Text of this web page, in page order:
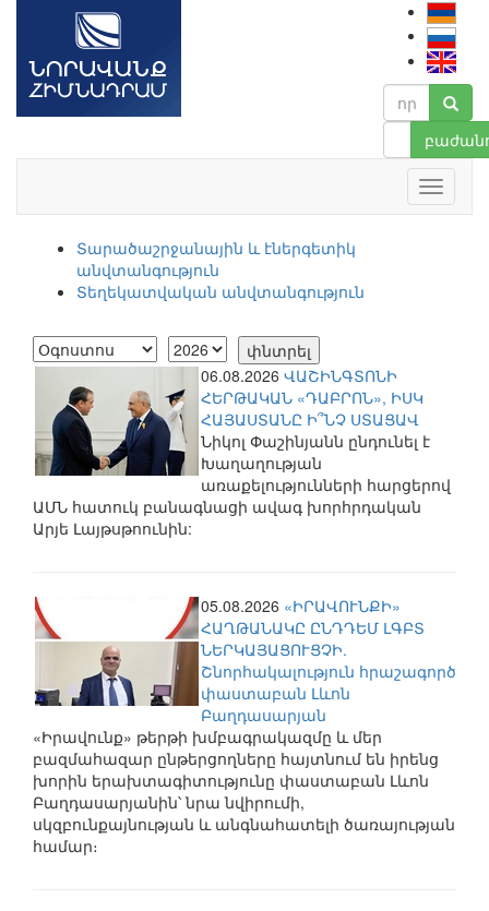
Տարածաշրջանային և էներգետիկ
անվտանգություն
Տեղեկատվական անվտանգություն
06.08.2026 ՎԱՇԻՆԳՏՈՆԻ
ՀԵՐԹԱԿԱՆ «ԴԱԲՐՈՆ», ԻՍԿ
ՀԱՅԱՍՏԱՆԸ Ի՞ՆՉ ՍՏԱՑԱՎ
Նիկոլ Փաշինյանն ընդունել է
Խաղաղության
առաքելությունների հարցերով
ԱՄՆ հատուկ բանագնացի ավագ խորհրդական
Արյե Լայթսթոունին:
05.08.2026 «ԻՐԱՎՈՒՆՔԻ»
ՀԱՂԹԱՆԱԿԸ ԸՆԴԴԵՄ ԼԳԲՏ
ՆԵՐԿԱՅԱՑՈՒՑՉԻ.
Շնորհակալություն հրաշագործ
փաստաբան Լևոն
Բաղդասարյան
«Իրավունք» թերթի խմբագրակազմը և մեր
բազմահազար ընթերցողները հայտնում են իրենց
խորին երախտագիտությունը փաստաբան Լևոն
Բաղդասարյանին՝ նրա նվիրումի,
սկզբունքայնության և անգնահատելի ծառայության
համար։